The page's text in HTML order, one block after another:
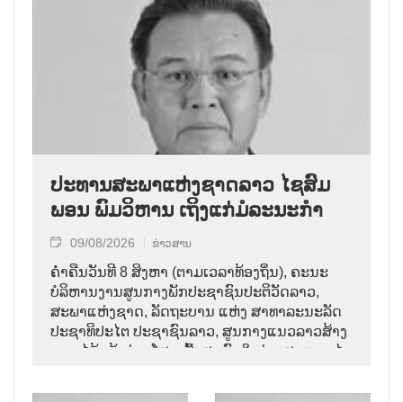
ປະທານສະພາແຫ່ງຊາດລາວ ໄຊສົມ
ພອນ ພົມວິຫານ ເຖິງແກ່ມໍລະນະກຳ
09/08/2026 ຂ່າວສານ
ຄ່ຳຄືນວັນທີ 8 ສິງຫາ (ຕາມເວລາທ້ອງຖິ່ນ), ຄະນະ
ບໍລິຫານງານສູນກາງພັກປະຊາຊົນປະຕິວັດລາວ,
ສະພາແຫ່ງຊາດ, ລັດຖະບານ ແຫ່ງ ສາທາລະນະລັດ
ປະຊາທິປະໄຕ ປະຊາຊົນລາວ, ສູນກາງແນວລາວສ້າງ
ຊາດ ໄດ້ແຈ້ງຂ່າວໂສກເສົ້າສະຫຼົດໃຈວ່າ: ສະຫາຍ ໄຊ
ໄດ້ເຖິງແກ່ມໍລະນະກຳ ໃນອາຍຸ 70 ປີ, ຫຼັງຈາກປ່ວຍ